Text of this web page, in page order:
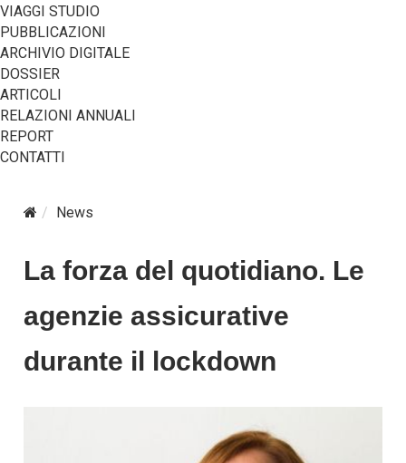
VIAGGI STUDIO
PUBBLICAZIONI
ARCHIVIO DIGITALE
DOSSIER
ARTICOLI
RELAZIONI ANNUALI
REPORT
CONTATTI
News
La forza del quotidiano. Le
agenzie assicurative
durante il lockdown